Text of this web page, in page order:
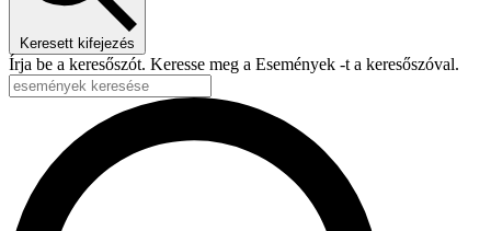
Keresett kifejezés
Írja be a keresőszót. Keresse meg a Események -t a keresőszóval.